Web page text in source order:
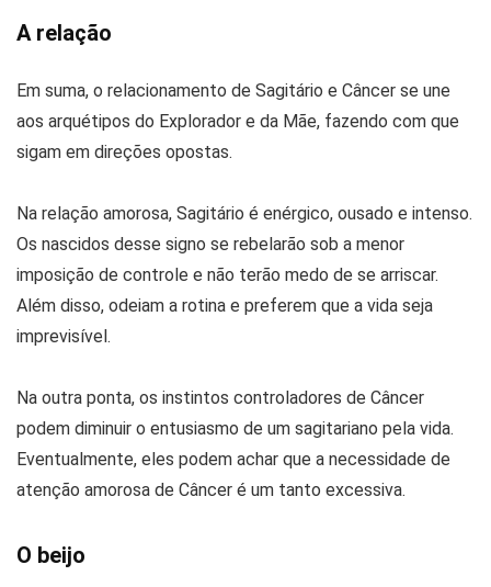
A relação
Em suma, o relacionamento de Sagitário e Câncer se une
aos arquétipos do Explorador e da Mãe, fazendo com que
sigam em direções opostas.
Na relação amorosa, Sagitário é enérgico, ousado e intenso.
Os nascidos desse signo se rebelarão sob a menor
imposição de controle e não terão medo de se arriscar.
Além disso, odeiam a rotina e preferem que a vida seja
imprevisível.
Na outra ponta, os instintos controladores de Câncer
podem diminuir o entusiasmo de um sagitariano pela vida.
Eventualmente, eles podem achar que a necessidade de
atenção amorosa de Câncer é um tanto excessiva.
O beijo